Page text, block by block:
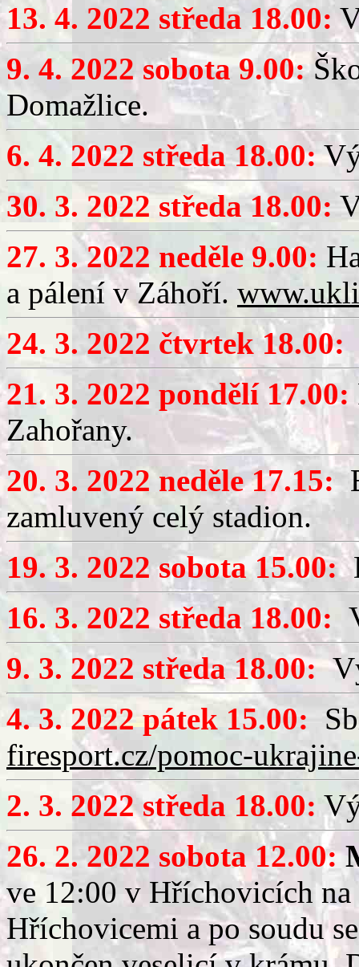
13. 4. 2022 středa 18.00:
9. 4. 2022 sobota 9.00:
Domažlice.
6. 4. 2022 středa 18.00:
30. 3. 2022 středa 18.00:
27. 3. 2022 neděle 9.00:
a pálení v Záhoří.
24. 3. 2022 čtvrtek 18.00:
21. 3. 2022 pondělí 17.00:
Zahořany.
20. 3. 2022 neděle 17.15:
zamluvený celý stadion.
19. 3. 2022 sobota 15.00:
16. 3. 2022 středa 18.00:
9. 3. 2022 středa 18.00:
4. 3. 2022 pátek 15.00:
firesport.cz/pomoc-
2. 3. 2022 středa 18.00:
26. 2. 2022 sobota 12.00:
ve 12:00 v Hříchovicích
Hříchovicemi a po soudu